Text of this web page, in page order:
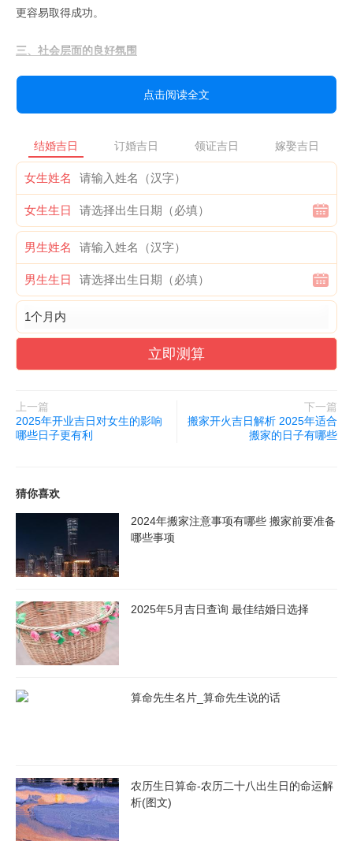
更容易取得成功。
三、社会层面的良好氛围
在吉日结婚，往往会吸引亲朋好友的齐聚一堂。大家的欢声笑语和
祝福声能够营造出一种热烈、喜庆的氛围，让新人感受到来自社会
感，还能够促进亲朋好友之间的情感交流，加深彼此的联系。
根据对社会婚礼的调查，发现吉日举行的婚礼参与人数平均比非吉
日高出约 30%，而且现场的欢乐程度和融洽氛围也明显更好。社
交媒体上关于吉日结婚的焦点也更容易引发关注和介绍，进一步扩
四、婚姻质量的潜在提升
有观点认为，吉日结婚可能会对婚姻质量产生潜在的积极影响。因
为在这个特殊的日子里，新人的心情愉悦，双方的沟通会更加顺
婚姻初期建立起良好的沟通模式和相互理解的基础，为未来的幸福
生活打下坚实的基础。
在的积极作用。
五、经济方面的吉祥寓意
在商业社会中许多与婚姻相关的产业也会在吉日迎来高峰。从婚纱
摄影到婚庆服务，从酒店预订到珠宝首饰，吉日结婚带来的繁荣不
仅为相关行业带来了经济效益，也象征着财富和繁荣的美好寓意。
这种经济上的活跃和吉祥的感觉也会在一定程度上增强新人及其家
庭对未来的信心和期待。
六、生育与家庭的吉祥关联
点击阅读全文
结婚吉日 订婚吉日 领证吉日 嫁娶吉日
女生姓名
女生生日
男生姓名
男生生日
立即测算
上一篇
2025年开业吉日对女生的影响
哪些日子更有利
下一篇
搬家开火吉日解析 2025年适合
搬家的日子有哪些
猜你喜欢
2024年搬家注意事项有哪些 搬家前要准备
哪些事项
2025年5月吉日查询 最佳结婚日选择
算命先生名片_算命先生说的话
农历生日算命-农历二十八出生日的命运解
析(图文)